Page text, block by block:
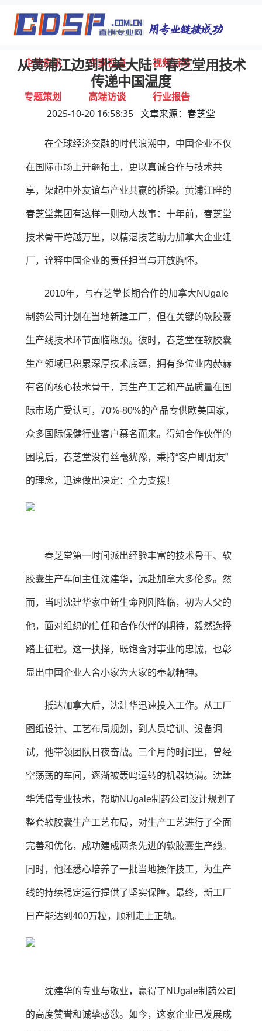
首页 独家报道 行业动态
企业资讯 专家视点 视频新闻
专题策划 高端访谈 行业报告
从黄浦江边到北美大陆：春芝堂用技术
传递中国温度
2025-10-20 16:58:35 文章来源：春芝堂
在全球经济交融的时代浪潮中，中国企业不仅
在国际市场上开疆拓土，更以真诚合作与技术共
享，架起中外友谊与产业共赢的桥梁。黄浦江畔的
春芝堂集团有这样一则动人故事：十年前，春芝堂
技术骨干跨越万里，以精湛技艺助力加拿大企业建
厂，诠释中国企业的责任担当与开放胸怀。
2010年，与春芝堂长期合作的加拿大NUgale
制药公司计划在当地新建工厂，但在关键的软胶囊
生产线技术环节面临瓶颈。彼时，春芝堂在软胶囊
生产领域已积累深厚技术底蕴，拥有多位业内赫赫
有名的核心技术骨干，其生产工艺和产品质量在国
际市场广受认可，70%-80%的产品专供欧美国家，
众多国际保健行业客户慕名而来。得知合作伙伴的
困境后，春芝堂没有丝毫犹豫，秉持“客户即朋友”
的理念，迅速做出决定：全力支援！
春芝堂第一时间派出经验丰富的技术骨干、软
胶囊生产车间主任沈建华，远赴加拿大多伦多。然
而，当时沈建华家中新生命刚刚降临，初为人父的
他，面对组织的信任和合作伙伴的期待，毅然选择
踏上征程。这一抉择，既饱含对事业的忠诚，也彰
显出中国企业人舍小家为大家的奉献精神。
抵达加拿大后，沈建华迅速投入工作。从工厂
图纸设计、工艺布局规划，到人员培训、设备调
试，他带领团队日夜奋战。三个月的时间里，曾经
空荡荡的车间，逐渐被轰鸣运转的机器填满。沈建
华凭借专业技术，帮助NUgale制药公司设计规划了
整套软胶囊生产工艺布局，对生产工艺进行了全面
完善和优化，成功建成两条先进的软胶囊生产线。
同时，他还悉心培养了一批当地操作技工，为生产
线的持续稳定运行提供了坚实保障。最终，新工厂
日产能达到400万粒，顺利走上正轨。
沈建华的专业与敬业，赢得了NUgale制药公司
的高度赞誉和诚挚感激。如今，这家企业已发展成